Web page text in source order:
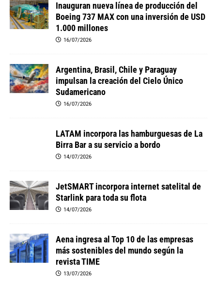
Inauguran nueva línea de producción del
Boeing 737 MAX con una inversión de USD
1.000 millones
16/07/2026
Argentina, Brasil, Chile y Paraguay
impulsan la creación del Cielo Único
Sudamericano
16/07/2026
LATAM incorpora las hamburguesas de La
Birra Bar a su servicio a bordo
14/07/2026
JetSMART incorpora internet satelital de
Starlink para toda su flota
14/07/2026
Aena ingresa al Top 10 de las empresas
más sostenibles del mundo según la
revista TIME
13/07/2026